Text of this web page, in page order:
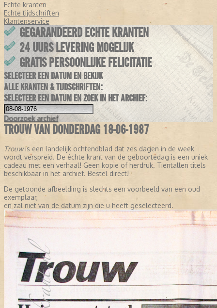
Echte kranten
Echte tijdschriften
Klantenservice
GEGARANDEERD ECHTE KRANTEN
24 UURS LEVERING MOGELIJK
GRATIS PERSOONLIJKE FELICITATIE
SELECTEER EEN DATUM EN BEKIJK
ALLE KRANTEN & TIJDSCHRIFTEN:
SELECTEER EEN DATUM EN ZOEK IN HET ARCHIEF:
Doorzoek archief
TROUW VAN DONDERDAG 18-06-1987
Trouwis een landelijk ochtendblad dat zes dagen in de week
wordt verspreid. De échte krant van de geboortedag is een uniek
cadeau met een verhaal! Geen kopie of herdruk. Tientallen titels
beschikbaar in het archief. Bestel direct!
De getoonde afbeelding is slechts een voorbeeld van een oud
exemplaar,
en zal niet van de datum zijn die u heeft geselecteerd.